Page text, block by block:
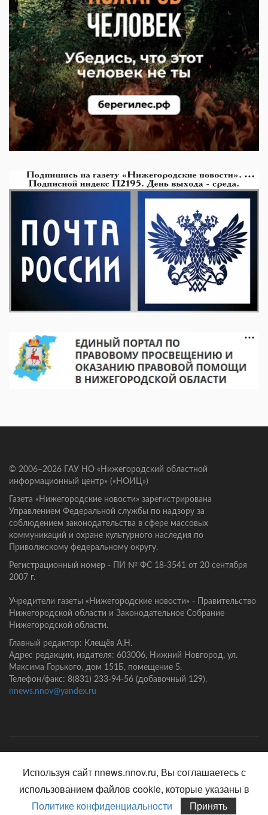
© 2006–2026 ГАУ НО «Нижегородский областной
информационный центр» («НОИЦ»)
Газета «Нижегородские новости» зарегистрирована
Управлением Федеральной службы по надзору за
соблюдением законодательства в сфере массовых
коммуникаций и охране культурного наследия по
Приволжскому федеральному округу.
Регистрационный номер - ПИ № ФС 18-3541 от 20 сентября
2007 г.
Учредители газеты «Нижегородские новости» - Правительство
Нижегородской области и Законодательное Собрание
Нижегородской области.
Главный редактор: Клещёв А.Н.
Адрес редакции, издателя: 603006, Нижний Новгород, ул.
Максима Горького, дом 151Б, помещение 5.
Телефон/факс: 8(831) 233-94-56 (добавочный 129).
nnews.nnov@yandex.ru
Используя сайт nnews.nnov.ru, Вы соглашаетесь с
использованием файлов cookie, которые указаны в
Политике конфиденциальности
Принять